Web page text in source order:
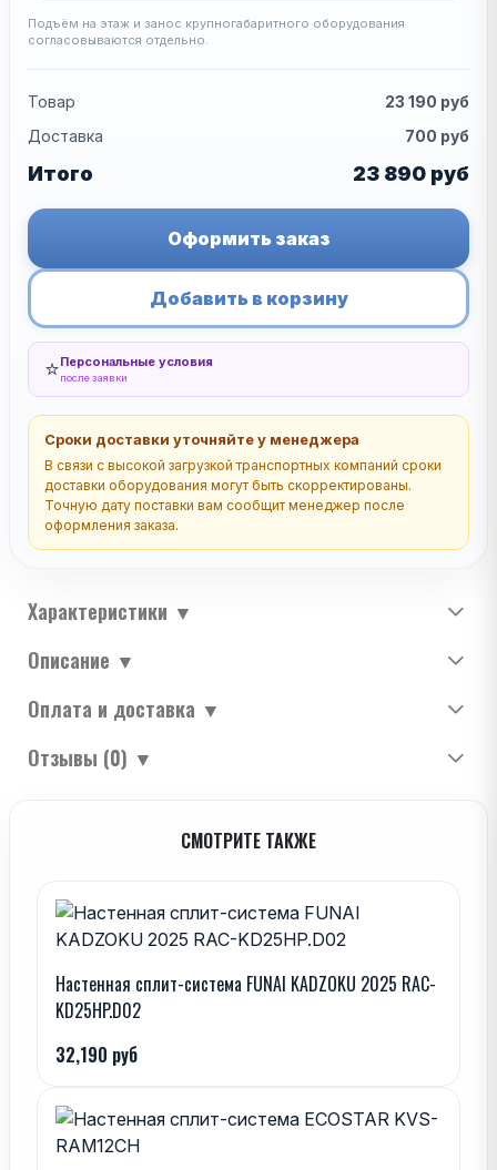
Подъём на этаж и занос крупногабаритного оборудования
согласовываются отдельно.
Товар 23 190 руб
Доставка
700 руб
Итого 23 890 руб
Оформить заказ
Добавить в корзину
⭐Персональные условия
после заявки
Сроки доставки уточняйте у менеджера
В связи с высокой загрузкой транспортных компаний сроки
доставки оборудования могут быть скорректированы.
Точную дату поставки вам сообщит менеджер после
оформления заказа.
Характеристики ▼
Описание ▼
Оплата и доставка ▼
Отзывы (0) ▼
СМОТРИТЕ ТАКЖЕ
Настенная сплит-система FUNAI KADZOKU 2025 RAC-
KD25HP.D02
32,190 руб